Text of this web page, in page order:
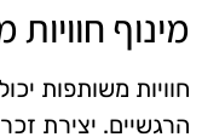
מינוף
חוויות משותפות
הרגשיים. יצירת